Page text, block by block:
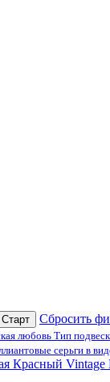
Сбросить
любовь Тип
серьги в
Красный Vintage